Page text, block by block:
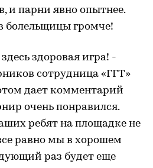
и парни явно опытнее.
болельщицы громче!
здоровая игра! -
сотрудница «ГГТ»
дает комментарий
очень понравился.
ребят на площадке не
равно мы в хорошем
раз будет еще